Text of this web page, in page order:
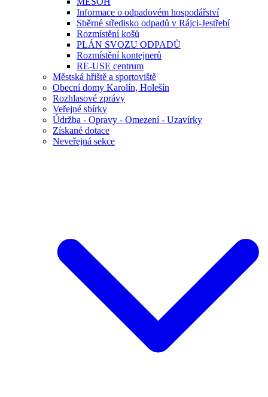
Informace o odpadovém hospodářství
Sběrné středisko odpadů v Rájci-Jestřebí
Rozmístění košů
PLÁN SVOZU ODPADŮ
Rozmístění kontejnerů
RE-USE centrum
Městská hřiště a sportoviště
Obecní domy Karolín, Holešín
Rozhlasové zprávy
Veřejné sbírky
Údržba - Opravy - Omezení - Uzavírky
Získané dotace
Neveřejná sekce